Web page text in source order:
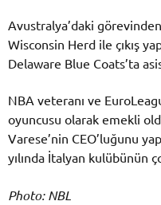
Avustralya’daki
Wisconsin Herd ile çıkış
Delaware Blue Coats’ta
NBA veteranı ve
oyuncusu olarak emekli
Varese’nin CEO’luğunu
yılında İtalyan kulübünün
Photo: NBL